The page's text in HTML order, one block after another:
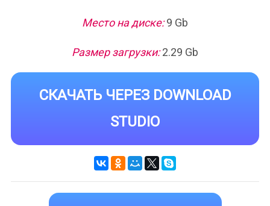
Место на диске:9 Gb
Размер загрузки:2.29 Gb
СКАЧАТЬ ЧЕРЕЗ DOWNLOAD
STUDIO